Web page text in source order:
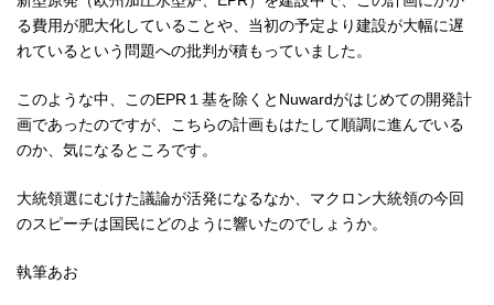
る費用が肥大化していることや、当初の予定より建設が大幅に遅
れているという問題への批判が積もっていました。
このような中、このEPR１基を除くとNuwardがはじめての開発計
画であったのですが、こちらの計画もはたして順調に進んでいる
のか、気になるところです。
大統領選にむけた議論が活発になるなか、マクロン大統領の今回
のスピーチは国民にどのように響いたのでしょうか。
執筆あお